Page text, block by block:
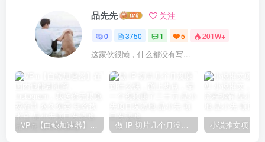
品先先 关注
0 3750 1 5 201W+
这家伙很懒，什么都没有写...
VP-n【白鲸加速器】在国内也能刷油管、Instagram，我送你无限免费流量 永久免费-知名技术官-品小先项目发源地 做 IP 切片几个月没赚到什么钱，蹭上热点，靠一个视频赚了二十万-品小先项目发源地